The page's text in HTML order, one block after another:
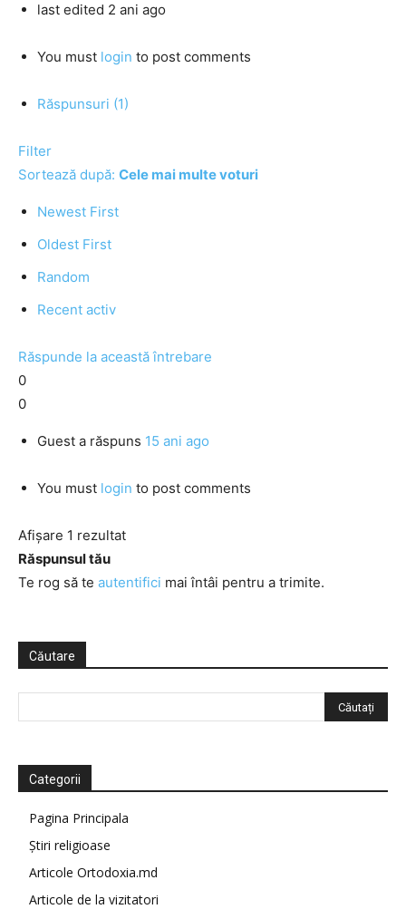
last edited 2 ani ago
You must login to post comments
Răspunsuri (1)
Filter
Sortează după: Cele mai multe voturi
Newest First
Oldest First
Random
Recent activ
Răspunde la această întrebare
0
0
Guest a răspuns 15 ani ago
You must login to post comments
Afișare 1 rezultat
Răspunsul tău
Te rog să te autentifici mai întâi pentru a trimite.
Căutare
Categorii
Pagina Principala
Știri religioase
Articole Ortodoxia.md
Articole de la vizitatori